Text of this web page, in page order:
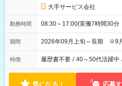
大手サービス会社
勤務時間 08:30～17:00(実働7時間30
期間 2026年09月上旬～長期 ※9
特徴 履歴書不要 / 40～50代活躍中
気になる！ 応募